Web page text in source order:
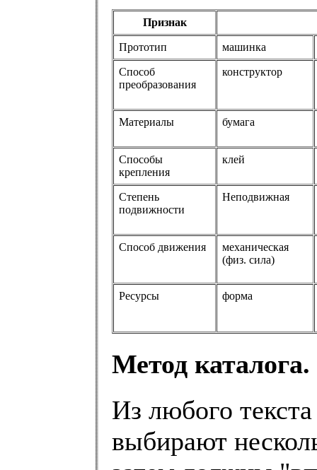
Признак
Прототип машинка
Способ
преобразования
конструктор
Материалы бумага
Способы
крепления
клей
Степень
подвижности
Неподвижная
Способ движения
механическая
(физ. сила)
Ресурсы форма
Метод каталога.
Из любого
выбирают